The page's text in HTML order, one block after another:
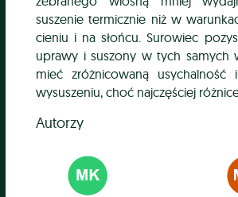
suszenie termicznie niż w
cieniu i na słońcu. Surowiec
uprawy i suszony w tych samych
mieć zróżnicowaną
wysuszeniu, choć najczęściej
Autorzy